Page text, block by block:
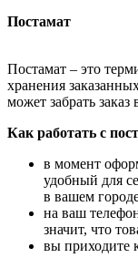
Постамат
Постамат – это
хранения
может забрать
Как работать с
в момент
удобный для
в вашем
на ваш
значит, что
вы приходите